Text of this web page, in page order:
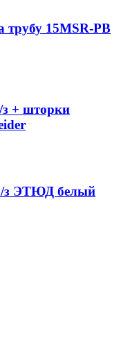
трубу 15MSR-PB
з + шторки
з ЭТЮД белый